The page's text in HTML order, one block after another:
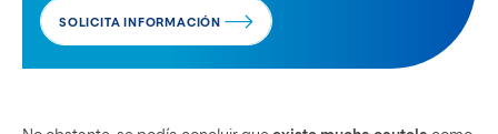
SOLICITA INFORMACIÓN